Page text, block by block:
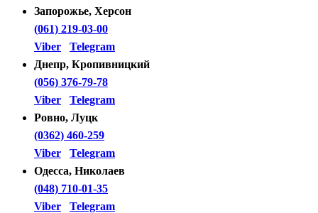
Запорожье, Херсон
(061) 219-03-00
Viber
Telegram
Днепр, Кропивницкий
(056) 376-79-78
Viber
Telegram
Ровно, Луцк
(0362) 460-259
Viber
Telegram
Одесса, Николаев
(048) 710-01-35
Viber
Telegram